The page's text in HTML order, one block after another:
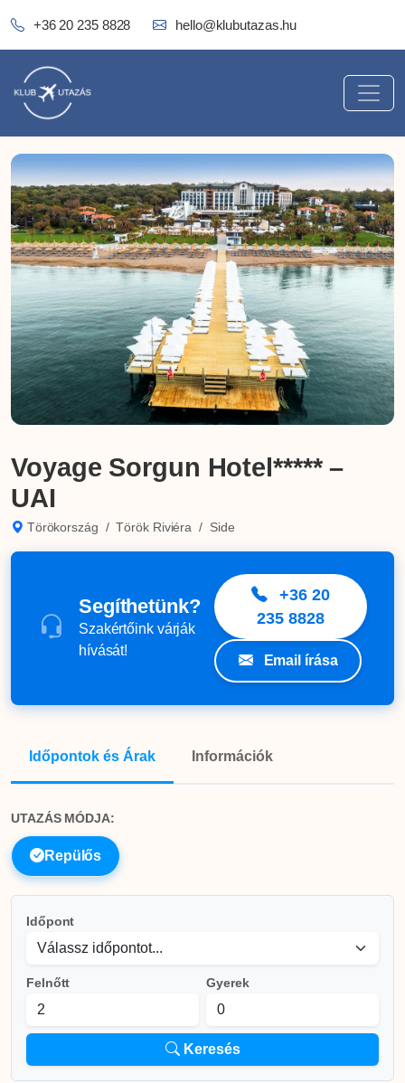
+36 20 235 8828 hello@klubutazas.hu
Voyage Sorgun Hotel***** –
UAI
Törökország / Török Riviéra / Side
Segíthetünk?
Szakértőink várják
hívását!
+36 20
235 8828
Email írása
Időpontok és Árak Információk
UTAZÁS MÓDJA:
Repülős
Időpont
Felnőtt Gyerek
Keresés